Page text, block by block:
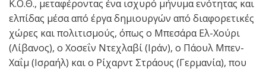
Κ.Ο.Θ., μεταφέροντας ένα ισχυρό μήνυμα ενότητας και
ελπίδας μέσα από έργα δημιουργών από διαφορετικές
χώρες και πολιτισμούς, όπως ο Μπεσάρα Ελ-Χούρι
(Λίβανος), ο Χοσεΐν Ντεχλαβί (Ιράν), ο Πάουλ Μπεν-
Χαΐμ (Ισραήλ) και ο Ρίχαρντ Στράους (Γερμανία), που